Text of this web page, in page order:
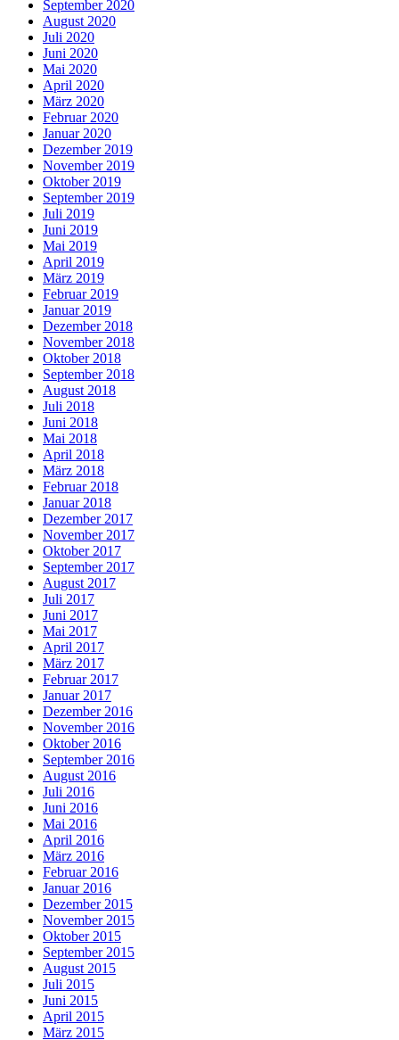
September 2020
August 2020
Juli 2020
Juni 2020
Mai 2020
April 2020
März 2020
Februar 2020
Januar 2020
Dezember 2019
November 2019
Oktober 2019
September 2019
Juli 2019
Juni 2019
Mai 2019
April 2019
März 2019
Februar 2019
Januar 2019
Dezember 2018
November 2018
Oktober 2018
September 2018
August 2018
Juli 2018
Juni 2018
Mai 2018
April 2018
März 2018
Februar 2018
Januar 2018
Dezember 2017
November 2017
Oktober 2017
September 2017
August 2017
Juli 2017
Juni 2017
Mai 2017
April 2017
März 2017
Februar 2017
Januar 2017
Dezember 2016
November 2016
Oktober 2016
September 2016
August 2016
Juli 2016
Juni 2016
Mai 2016
April 2016
März 2016
Februar 2016
Januar 2016
Dezember 2015
November 2015
Oktober 2015
September 2015
August 2015
Juli 2015
Juni 2015
April 2015
März 2015